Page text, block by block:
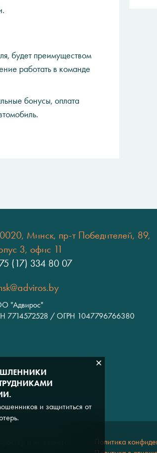
будет преимуществом
работать в команде
бонусы, оплата
Минск, пр-т Победителей, 89,
3, офис 11
(17) 334 80 07
"Адвирос"
7714572528 / ОГРН 1047796766380
и не является
Политика
и защититься от